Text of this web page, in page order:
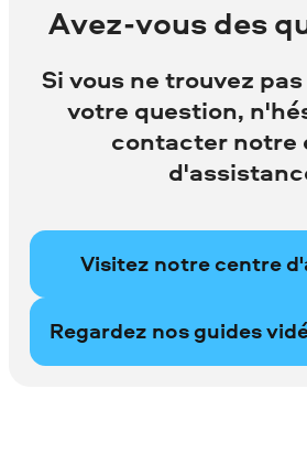
Avez-vous des
Si vous ne trouvez
votre question,
contacter notre
Visitez notre centre
Regardez nos guides